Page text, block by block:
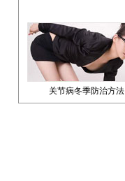
关节病冬季防治方法